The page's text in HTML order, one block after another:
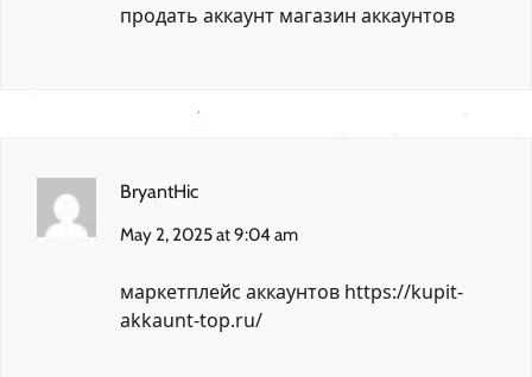
продать аккаунт магазин аккаунтов
BryantHic
May 2, 2025 at 9:04 am
маркетплейс аккаунтов https://kupit-
akkaunt-top.ru/